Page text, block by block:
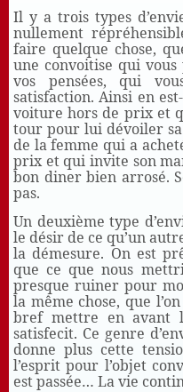
Il y a trois types
nullement
faire quelque chose,
une convoitise qui
vos pensées, qui
satisfaction. Ainsi en
voiture hors de prix et
tour pour lui dévoiler
de la femme qui a
prix et qui invite son
bon diner bien arrosé.
pas.
Un deuxième type
le désir de ce qu’un
la démesure. On est
que ce que nous
presque ruiner pour
la même chose, que
bref mettre en avant
satisfecit. Ce genre
donne plus cette
l’esprit pour l’objet
est passée… La vie